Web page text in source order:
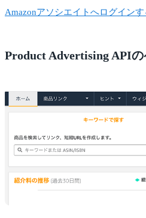
Amazonアソシエイトへログインす
Product Advertising APIの